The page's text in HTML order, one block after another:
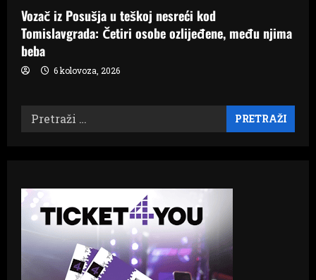
Vozač iz Posušja u teškoj nesreći kod
Tomislavgrada: Četiri osobe ozlijeđene, među njima
beba
6 kolovoza, 2026
Pretraži: